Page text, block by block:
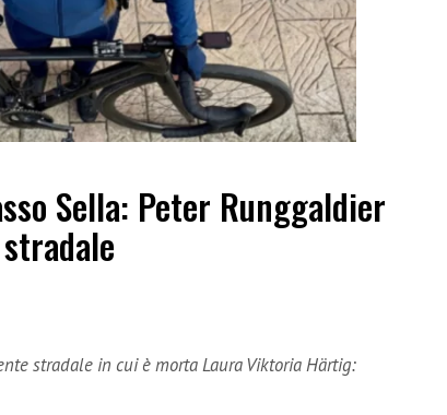
Sella: Peter Runggaldier
stradale in cui è morta Laura Viktoria Härtig: